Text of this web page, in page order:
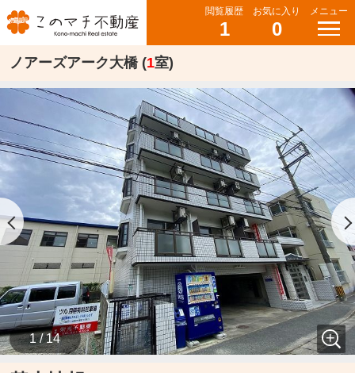
閲覧履歴
1
お気に入り
0
メニュー
ノアーズアーク大橋 (1室)
1 / 14